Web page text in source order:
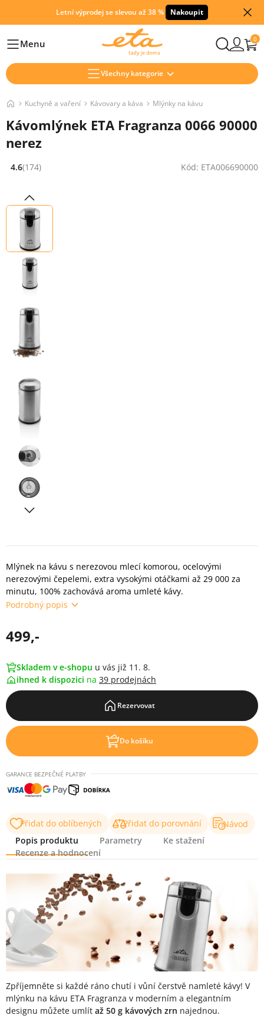
Letní výprodej se slevou až 38 % Nakoupit
HlavníMenu 0
Všechny kategorie
Kuchyně a vaření Kávovary a káva Mlýnky na kávu
Kávomlýnek ETA Fragranza 0066 90000
nerez
Hodnocení: 4.6 z 5 (174 recenzí)
4.6(174) Kód: ETA006690000
Mlýnek na kávu s nerezovou mlecí komorou, ocelovými
nerezovými čepelemi, extra vysokými otáčkami až 29 000 za
minutu, 100% zachovává aroma umleté kávy.
Podrobný popis
499,-
Skladem v e-shopu u vás již 11. 8.
ihned k dispozici na 39 prodejnách
Rezervovat
Do košíku
GARANCE BEZPEČNÉ PLATBY
Přidat do oblíbených Přidat do porovnání
Návod
Popis produktu
Parametry
Ke stažení
Recenze a hodnocení
Popis produktu
Zpříjemněte si každé ráno chutí i vůní čerstvě namleté kávy! V
mlýnku na kávu ETA Fragranza v moderním a elegantním
designu můžete umlít až 50 g kávových zrn najednou.